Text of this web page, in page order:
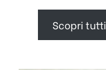
Scopri